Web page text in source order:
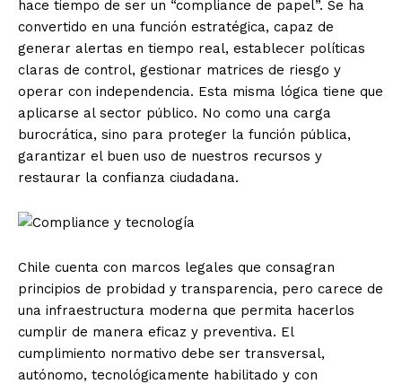
hace tiempo de ser un “compliance de papel”. Se ha
convertido en una función estratégica, capaz de
generar alertas en tiempo real, establecer políticas
claras de control, gestionar matrices de riesgo y
operar con independencia. Esta misma lógica tiene que
aplicarse al sector público. No como una carga
burocrática, sino para proteger la función pública,
garantizar el buen uso de nuestros recursos y
restaurar la confianza ciudadana.
Chile cuenta con marcos legales que consagran
principios de probidad y transparencia, pero carece de
una infraestructura moderna que permita hacerlos
cumplir de manera eficaz y preventiva. El
cumplimiento normativo debe ser transversal,
autónomo, tecnológicamente habilitado y con